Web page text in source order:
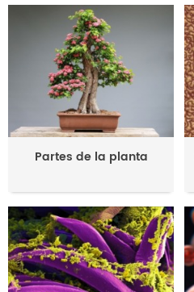
Partes de la planta